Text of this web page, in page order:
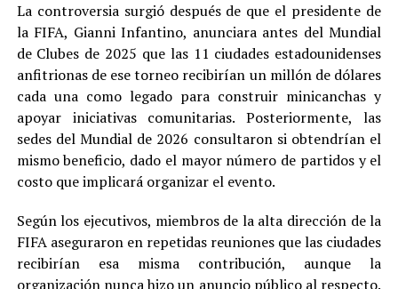
La controversia surgió después de que el presidente de
la FIFA, Gianni Infantino, anunciara antes del Mundial
de Clubes de 2025 que las 11 ciudades estadounidenses
anfitrionas de ese torneo recibirían un millón de dólares
cada una como legado para construir minicanchas y
apoyar iniciativas comunitarias. Posteriormente, las
sedes del Mundial de 2026 consultaron si obtendrían el
mismo beneficio, dado el mayor número de partidos y el
costo que implicará organizar el evento.
Según los ejecutivos, miembros de la alta dirección de la
FIFA aseguraron en repetidas reuniones que las ciudades
recibirían esa misma contribución, aunque la
organización nunca hizo un anuncio público al respecto.